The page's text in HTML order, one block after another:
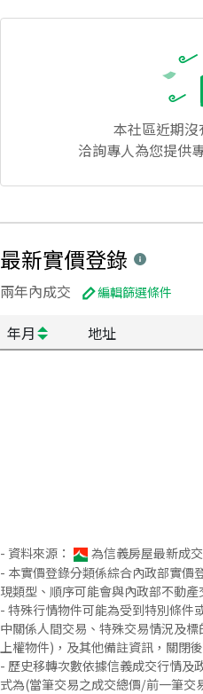
本社區近期
洽詢專人為您提供
最新實價登錄
兩年內成交 編輯篩選條件
年月 地址
- 資料來源： 為信義房屋最新成
- 本實價登錄分類係綜合內政部實價
現類型、順序可能會與內政部不動
- 特殊行情物件可能為受到特別條件
中關係人間交易、特殊交易情況及
上權物件)，及其他備註資訊，關閉
- 歷史移轉次數依據信義成交行情及
式為(當筆交易之成交總價/前一筆交